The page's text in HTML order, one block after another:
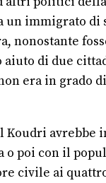
un immigrato
di due
era in grado
poi con il
civile ai